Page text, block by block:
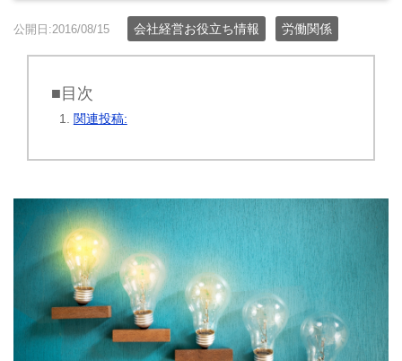
公開日:2016/08/15 会社経営お役立ち情報 労働関係
■目次
関連投稿: